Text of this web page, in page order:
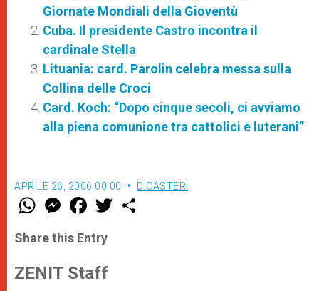
Giornate Mondiali della Gioventù
Cuba. Il presidente Castro incontra il
cardinale Stella
Lituania: card. Parolin celebra messa sulla
Collina delle Croci
Card. Koch: “Dopo cinque secoli, ci avviamo
alla piena comunione tra cattolici e luterani”
APRILE 26, 2006 00:00 DICASTERI
W
t
s
p
p
M
e
s
e
g
e
F
a
e
b
o
k
w
Share this Entry
ZENIT Staff